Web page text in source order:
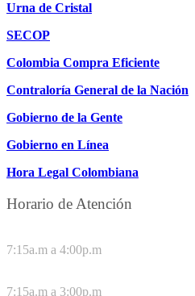
Urna de Cristal
SECOP
Colombia Compra Eficiente
Contraloría General de la Nación
Gobierno de la Gente
Gobierno en Línea
Hora Legal Colombiana
Horario de Atención
7:15a.m a 4:00p.m
7:15a.m a 3:00p.m